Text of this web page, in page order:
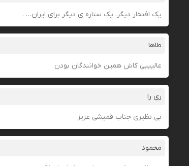
یک افتخار دیگر، یک ستاره ی دیگر برای ایران… .
طاها
عالیییی کاش همین خوانندگان بودن
ری را
بی نظیری جناب قمیشی عزیز
محمود